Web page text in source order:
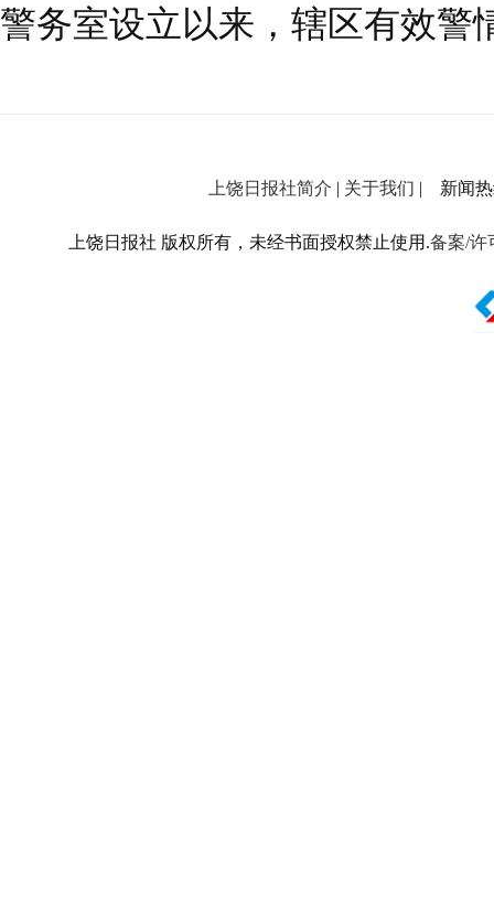
警务室设立以来，辖区有效警
上饶日报社简介 | 关于我们 | 新闻热
上饶日报社 版权所有，未经书面授权禁止使用.备案/许